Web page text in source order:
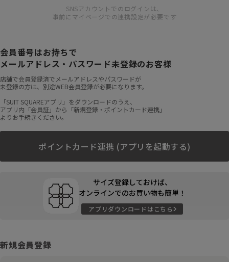
SNSアカウントでのログインは、
事前にマイページでの連携設定が必要です
会員番号はお持ちで
メールアドレス・パスワード未登録のお客様
店舗で会員登録済でメールアドレスやパスワードが
未登録の方は、別途WEB会員登録が必要になります。
「SUIT SQUAREアプリ」をダウンロードのうえ、
アプリ内「会員証」から「新規登録・ポイントカード連携」
よりお手続きください。
ポイントカード連携 (アプリを起動する)
サイズ登録しておけば、
オンラインでのお買い物も簡単！
アプリダウンロードはこちら
新規会員登録